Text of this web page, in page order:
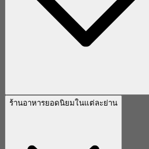
ร้านอาหารยอดนิยมในแต่ละย่าน